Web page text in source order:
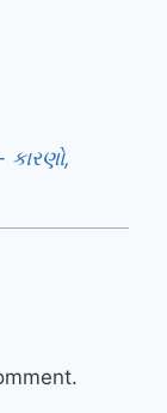
કારણો,